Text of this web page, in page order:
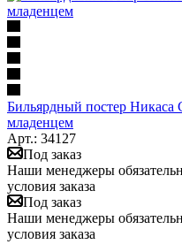
Бильярдный постер
младенцем
Арт.: 34127
Под заказ
Наши менеджеры
условия заказа
Под заказ
Наши менеджеры
условия заказа